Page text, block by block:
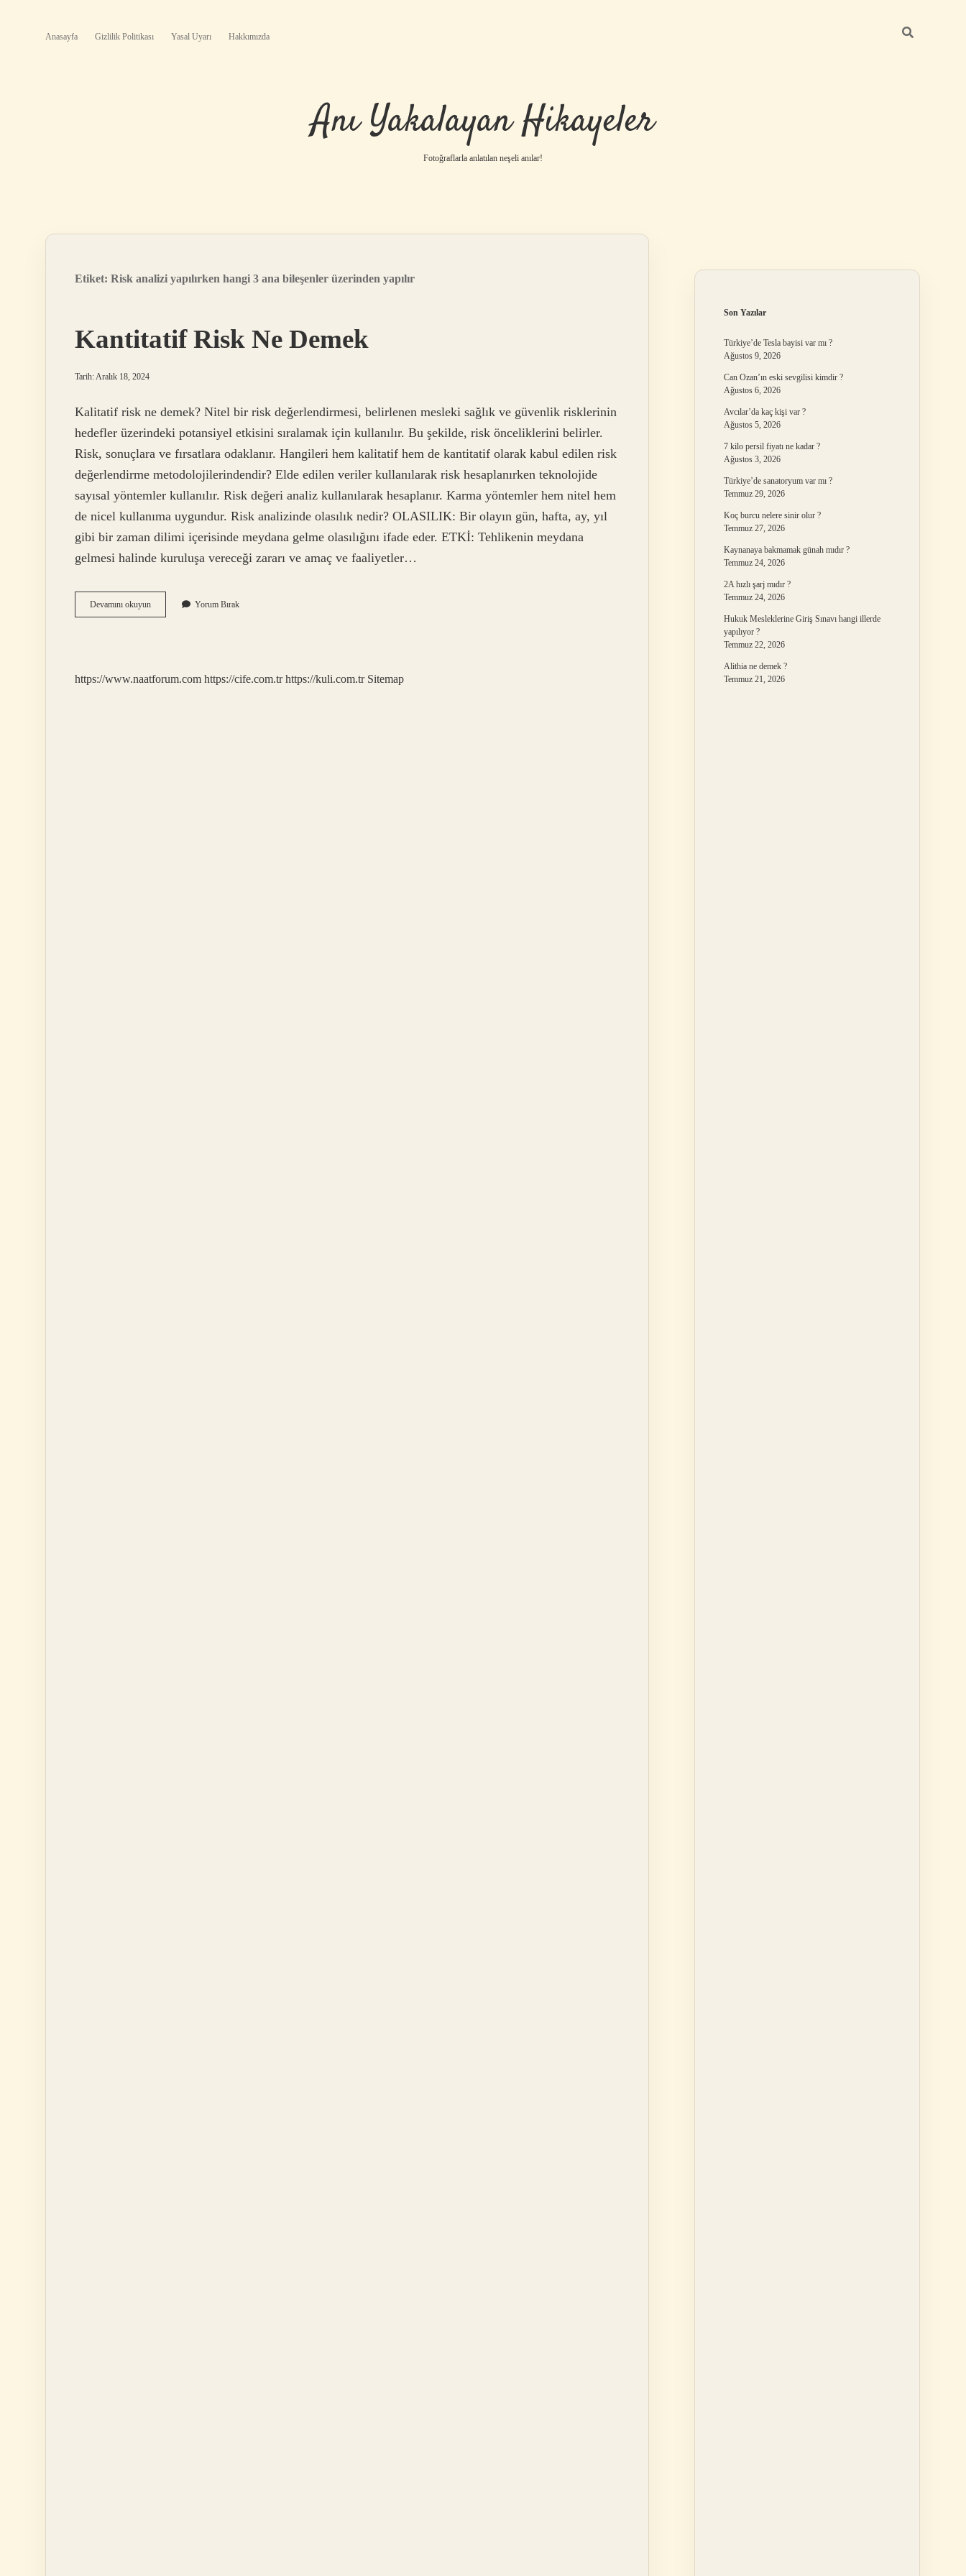
Anasayfa Gizlilik Politikası Yasal Uyarı Hakkımızda
Anı Yakalayan Hikayeler
Fotoğraflarla anlatılan neşeli anılar!
Etiket: Risk analizi yapılırken hangi 3 ana bileşenler üzerinden yapılır
Kantitatif Risk Ne Demek
Tarih: Aralık 18, 2024
Kalitatif risk ne demek? Nitel bir risk değerlendirmesi, belirlenen mesleki sağlık ve güvenlik risklerinin
hedefler üzerindeki potansiyel etkisini sıralamak için kullanılır. Bu şekilde, risk önceliklerini belirler.
Risk, sonuçlara ve fırsatlara odaklanır. Hangileri hem kalitatif hem de kantitatif olarak kabul edilen risk
değerlendirme metodolojilerindendir? Elde edilen veriler kullanılarak risk hesaplanırken teknolojide
sayısal yöntemler kullanılır. Risk değeri analiz kullanılarak hesaplanır. Karma yöntemler hem nitel hem
de nicel kullanıma uygundur. Risk analizinde olasılık nedir? OLASILIK: Bir olayın gün, hafta, ay, yıl
gibi bir zaman dilimi içerisinde meydana gelme olasılığını ifade eder. ETKİ: Tehlikenin meydana
gelmesi halinde kuruluşa vereceği zararı ve amaç ve faaliyetler…
Devamını okuyunKantitatif
Risk
Yorum Bırak
https://www.naatforum.com https://cife.com.tr https://kuli.com.tr Sitemap
Son Yazılar
Türkiye’de Tesla bayisi var mı ?
Ağustos 9, 2026
Can Ozan’ın eski sevgilisi kimdir ?
Ağustos 6, 2026
Avcılar’da kaç kişi var ?
Ağustos 5, 2026
7 kilo persil fiyatı ne kadar ?
Ağustos 3, 2026
Türkiye’de sanatoryum var mı ?
Temmuz 29, 2026
Koç burcu nelere sinir olur ?
Temmuz 27, 2026
Kaynanaya bakmamak günah mıdır ?
Temmuz 24, 2026
2A hızlı şarj mıdır ?
Temmuz 24, 2026
Hukuk Mesleklerine Giriş Sınavı hangi illerde
yapılıyor ?
Temmuz 22, 2026
Alithia ne demek ?
Temmuz 21, 2026